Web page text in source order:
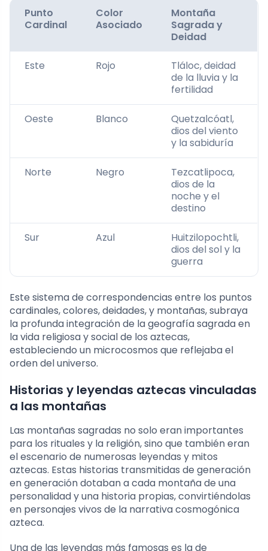
Punto
Cardinal
Color
Asociado
Montaña
Sagrada y
Deidad
Este Rojo
Tláloc, deidad
de la lluvia y la
fertilidad
Oeste Blanco
Quetzalcóatl,
dios del viento
y la sabiduría
Norte Negro
Tezcatlipoca,
dios de la
noche y el
destino
Sur Azul
Huitzilopochtli,
dios del sol y la
guerra
Este sistema de correspondencias entre los puntos
cardinales, colores, deidades, y montañas, subraya
la profunda integración de la geografía sagrada en
la vida religiosa y social de los aztecas,
estableciendo un microcosmos que reflejaba el
orden del universo.
Historias y leyendas aztecas vinculadas
a las montañas
Las montañas sagradas no solo eran importantes
para los rituales y la religión, sino que también eran
el escenario de numerosas leyendas y mitos
aztecas. Estas historias transmitidas de generación
en generación dotaban a cada montaña de una
personalidad y una historia propias, convirtiéndolas
en personajes vivos de la narrativa cosmogónica
azteca.
Una de las leyendas más famosas es la de